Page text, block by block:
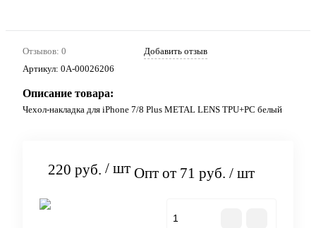
Отзывов: 0
Добавить отзыв
Артикул: 0А-00026206
Описание товара:
Чехол-накладка для iPhone 7/8 Plus METAL LENS TPU+PC белый
220 руб. / шт Опт от 71 руб. / шт